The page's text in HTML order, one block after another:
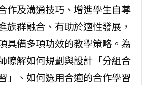
作及溝通技巧、增進學生自尊
族群融合、有助於適性發展，
具備多項功效的教學策略。為
瞭解如何規劃與設計「分組合
」、如何選用合適的合作學習